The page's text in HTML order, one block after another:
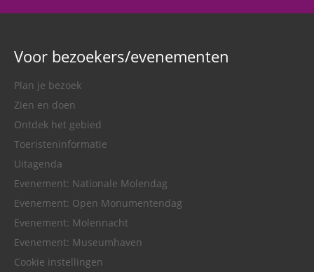
Voor bezoekers/evenementen
Plan je bezoek
Zien en doen
Ontdek het gebied
Toeristeninformatie
Uitagenda
Evenement: Nationale Molendag
Evenement: Open Monumentendag
Evenement: Molennacht
Evenement: Museumhaven
Cookie instellingen